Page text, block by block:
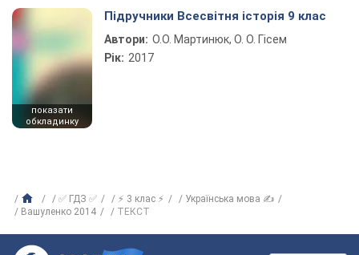
показати
обкладинку
Підручники Всесвітня історія 9 клас
Автори: О.О. Мартинюк, О. О. Гісем
Рік: 2017
✅ ГДЗ ✅ ⚡ 3 клас ⚡
Українська мова ✍
Вашуленко 2014
ТЕКСТ